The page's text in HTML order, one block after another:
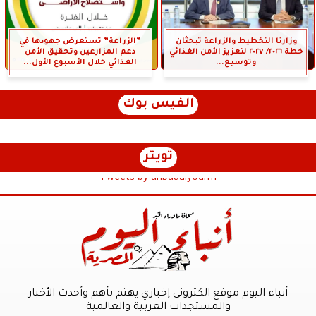
وزارتا التخطيط والزراعة تبحثان
خطة ٢٠٢٦/ ٢٠٢٧ لتعزيز الأمن الغذائي
وتوسيع...
”الزراعة” تستعرض جهودها في
دعم المزارعين وتحقيق الأمن
الغذائي خلال الأسبوع الأول...
الفيس بوك
تويتر
Tweets by anbaaalyoum1
أنباء اليوم موقع الكترونى إخباري يهتم بأهم وأحدث الأخبار
والمستجدات العربية والعالمية